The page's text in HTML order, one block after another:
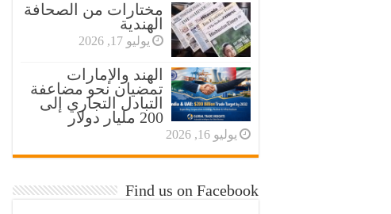
مختارات من الصحافة
الهندية
يوليو 17, 2026
الهند والإمارات
تمضيان نحو مضاعفة
التبادل التجاري إلى
200 مليار دولار
يوليو 16, 2026
Find us on Facebook